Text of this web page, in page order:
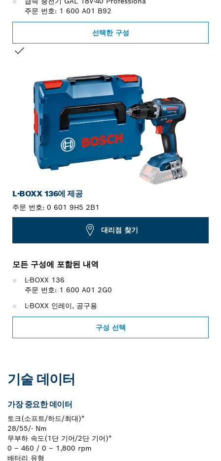
주문 번호: 1 600 A01 B92
선택한 구성
L-BOXX 136에 제공
주문 번호: 0 601 9H5 2B1
대리점 찾기
모든 구성에 포함된 내역
L-BOXX 136
주문 번호: 1 600 A01 2G0
L-BOXX 인레이, 공구용
구성 선택
기술 데이터
가장 중요한 데이터
토크(소프트/하드/최대)*
28/55/- Nm
무부하 속도(1단 기어/2단 기어)*
0 – 460 / 0 – 1,800 rpm
배터리 유형